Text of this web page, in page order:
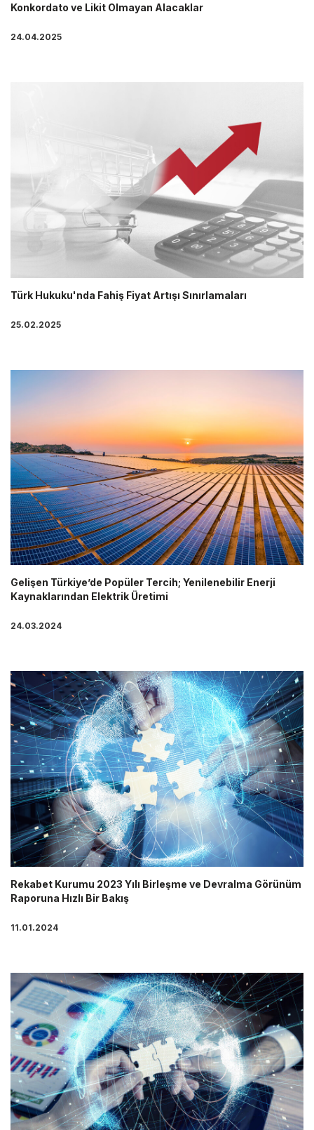
Konkordato ve Likit Olmayan Alacaklar
24.04.2025
Türk Hukuku'nda Fahiş Fiyat Artışı Sınırlamaları
25.02.2025
Gelişen Türkiye’de Popüler Tercih; Yenilenebilir Enerji
Kaynaklarından Elektrik Üretimi
24.03.2024
Rekabet Kurumu 2023 Yılı Birleşme ve Devralma Görünüm
Raporuna Hızlı Bir Bakış
11.01.2024